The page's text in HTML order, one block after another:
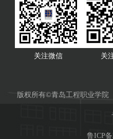
关注微信 关
版权所有©青岛工程职业学院
鲁ICP